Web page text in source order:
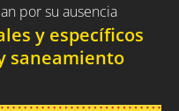
por su ausencia
y específicos
saneamiento